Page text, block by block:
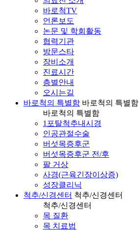
바로척TV
언론보도
논문 및 학회활동
협력기관
방문스타
장비소개
진료시간
층별안내
오시는길
바로척의 특별함 바로척의 특별함
바로척의 특별함
1포탈척추내시경
인공관절수술
버섯목증후군
버섯목증후군 전/후
팔 거상
사경(근육긴장이상증)
성장클리닉
척추/신경센터 척추/신경센터
척추/신경센터
목 질환
목 치료법